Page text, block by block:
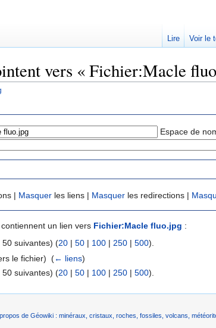
vers « Fichier:Macle
Espace de
| Masquer les liens | Masquer les redirections |
un lien vers Fichier:Macle fluo.jpg :
suivantes) (20 | 50 | 100 | 250 | 500).
le fichier) (← liens)
suivantes) (20 | 50 | 100 | 250 | 500).
Lire Voir le
de Géowiki : minéraux, cristaux, roches, fossiles, volcans,